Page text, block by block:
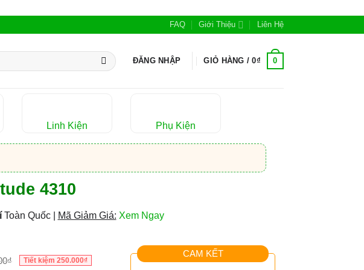
FAQ Giới Thiệu Liên Hệ
ĐĂNG NHẬP GIỎ HÀNG /0₫ 0
Linh Kiện Phụ Kiện
4310
Toàn Quốc | Mã Giảm Giá: Xem Ngay
₫ Tiết kiệm 250.000₫
CAM KẾT